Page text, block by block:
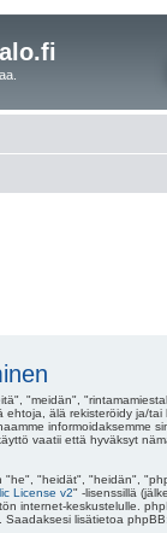
"meidän",
älä rekisteröidy ja/
informoidaksemme
vaatii että hyväksyt
"heidät", "heidän",
License v2" -lisenssillä
internet-keskustelulle.
lisätietoa